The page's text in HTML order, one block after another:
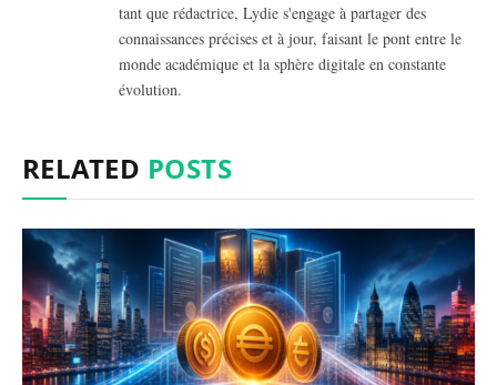
tant que rédactrice, Lydie s'engage à partager des
connaissances précises et à jour, faisant le pont entre le
monde académique et la sphère digitale en constante
évolution.
RELATED POSTS